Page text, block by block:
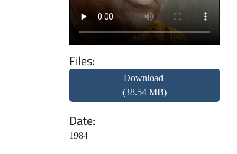
Files
Download
(38.54 MB)
Date
1984